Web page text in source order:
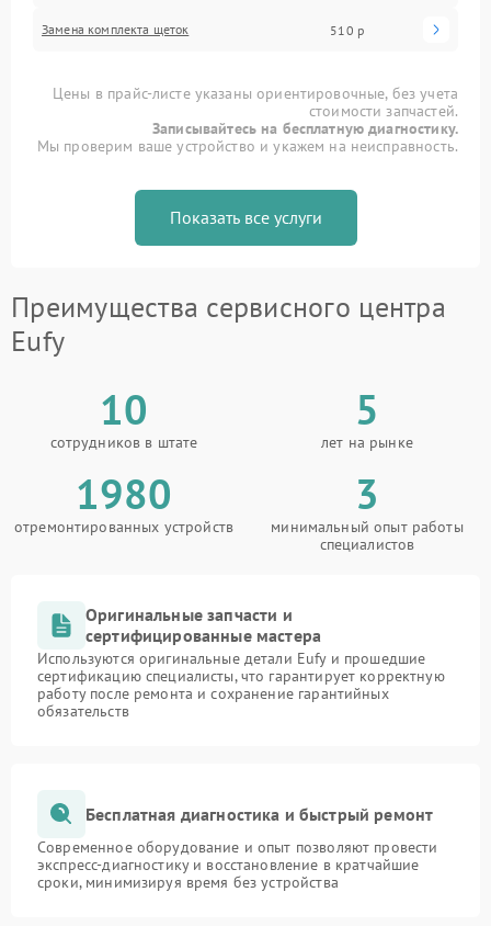
Замена комплекта щеток 510 р
Цены в прайс-листе указаны ориентировочные, без учета
стоимости запчастей.
Записывайтесь на бесплатную диагностику.
Мы проверим ваше устройство и укажем на неисправность.
Показать все услуги
Преимущества сервисного центра
Eufy
10
сотрудников в штате
5
лет на рынке
1980
отремонтированных устройств
3
минимальный опыт работы
специалистов
Оригинальные запчасти и
сертифицированные мастера
Используются оригинальные детали Eufy и прошедшие
сертификацию специалисты, что гарантирует корректную
работу после ремонта и сохранение гарантийных
обязательств
Бесплатная диагностика и быстрый ремонт
Современное оборудование и опыт позволяют провести
экспресс-диагностику и восстановление в кратчайшие
сроки, минимизируя время без устройства